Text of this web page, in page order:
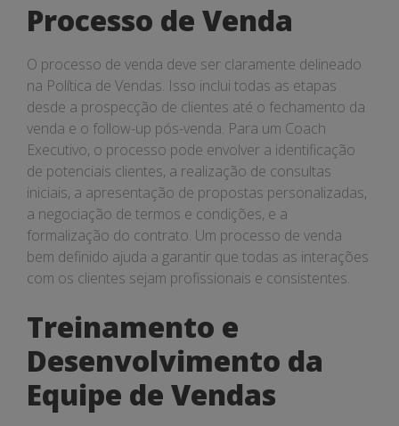
Processo de Venda
O processo de venda deve ser claramente delineado
na Política de Vendas. Isso inclui todas as etapas
desde a prospecção de clientes até o fechamento da
venda e o follow-up pós-venda. Para um Coach
Executivo, o processo pode envolver a identificação
de potenciais clientes, a realização de consultas
iniciais, a apresentação de propostas personalizadas,
a negociação de termos e condições, e a
formalização do contrato. Um processo de venda
bem definido ajuda a garantir que todas as interações
com os clientes sejam profissionais e consistentes.
Treinamento e
Desenvolvimento da
Equipe de Vendas